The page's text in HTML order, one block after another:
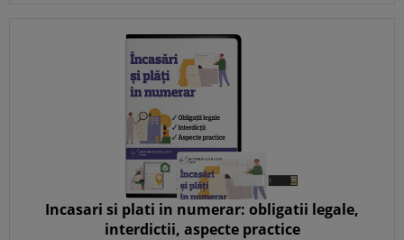
Incasari si plati in numerar: obligatii legale,
interdictii, aspecte practice